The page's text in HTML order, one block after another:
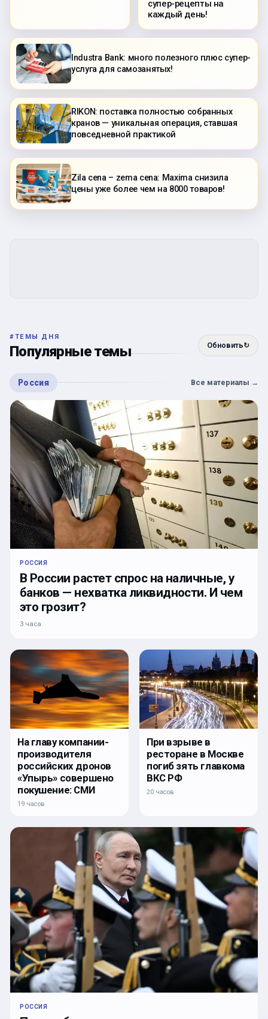
супер-рецепты на
каждый день!
Industra Bank: много полезного плюс супер-
услуга для самозанятых!
RIKON: поставка полностью собранных
кранов — уникальная операция, ставшая
повседневной практикой
Zila cena – zema cena: Maxima снизила
цены уже более чем на 8000 товаров!
#ТЕМЫ ДНЯ
Популярные темы Обновить↻
Россия Все материалы →
РОССИЯ
В России растет спрос на наличные, у
банков — нехватка ликвидности. И чем
это грозит?
3 часа
На главу компании-
производителя
российских дронов
«Упырь» совершено
покушение: СМИ
19 часов
При взрыве в
ресторане в Москве
погиб зять главкома
ВКС РФ
20 часов
РОССИЯ